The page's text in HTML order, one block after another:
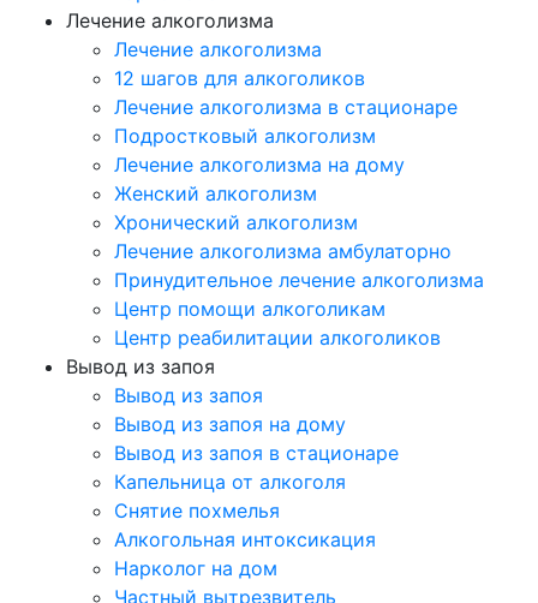
Лечение алкоголизма
Лечение алкоголизма
12 шагов для алкоголиков
Лечение алкоголизма в стационаре
Подростковый алкоголизм
Лечение алкоголизма на дому
Женский алкоголизм
Хронический алкоголизм
Лечение алкоголизма амбулаторно
Принудительное лечение алкоголизма
Центр помощи алкоголикам
Центр реабилитации алкоголиков
Вывод из запоя
Вывод из запоя
Вывод из запоя на дому
Вывод из запоя в стационаре
Капельница от алкоголя
Снятие похмелья
Алкогольная интоксикация
Нарколог на дом
Частный вытрезвитель